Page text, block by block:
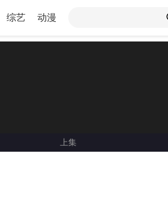
综艺 动漫
上集